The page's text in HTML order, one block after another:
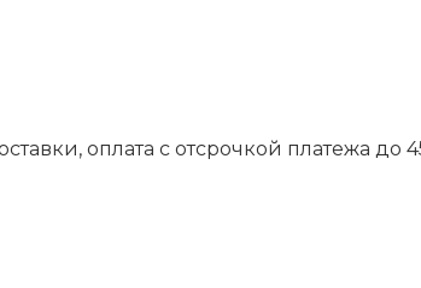
оплата с отсрочкой платежа до